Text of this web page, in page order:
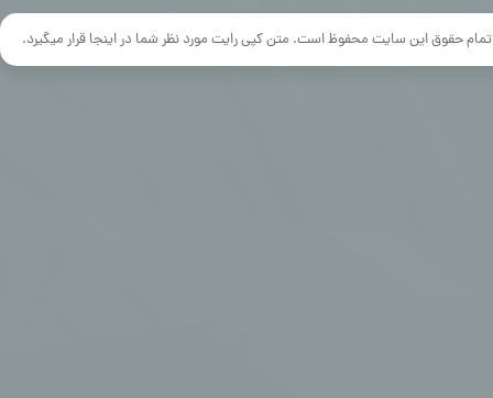
تمام حقوق این سایت محفوظ است. متن کپی رایت مورد نظر شما در اینجا قرار میگیرد.